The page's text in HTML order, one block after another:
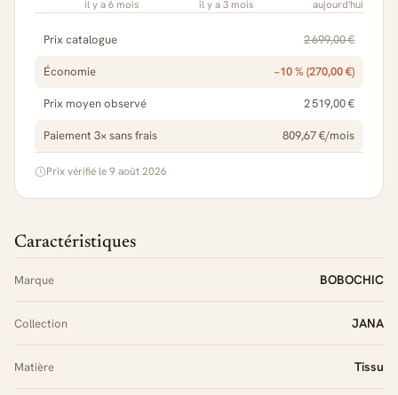
il y a 6 mois il y a 3 mois aujourd'hui
Prix catalogue 2 699,00 €
Économie −10 % (270,00 €)
Prix moyen observé 2 519,00 €
Paiement 3× sans frais 809,67 €/mois
Prix vérifié le 9 août 2026
Caractéristiques
Marque BOBOCHIC
Collection JANA
Matière Tissu